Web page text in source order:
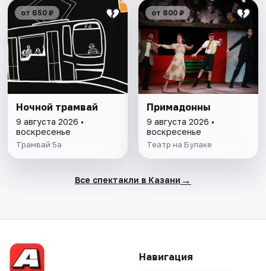
от 650 ₽
Ночной трамвай
9 августа 2026 •
воскресенье
Трамвай 5а
от 800 ₽
Примадонны
9 августа 2026 •
воскресенье
Театр на Булаке
Все спектакли в Казани →
Навигация